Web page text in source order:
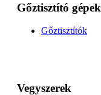
Gőztisztító gépek
Gőztisztítók
Vegyszerek